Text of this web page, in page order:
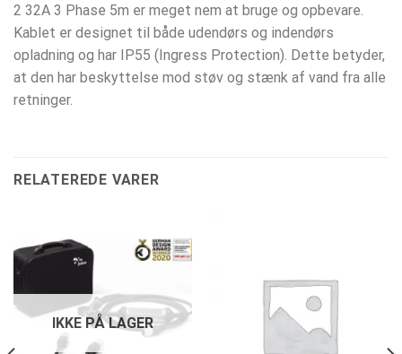
2 32A 3 Phase 5m er meget nem at bruge og opbevare.
Kablet er designet til både udendørs og indendørs
opladning og har IP55 (Ingress Protection). Dette betyder,
at den har beskyttelse mod støv og stænk af vand fra alle
retninger.
RELATEREDE VARER
IKKE PÅ LAGER